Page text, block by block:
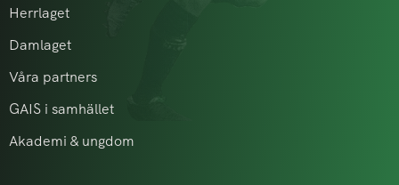
Herrlaget
Damlaget
Våra partners
GAIS i samhället
Akademi & ungdom